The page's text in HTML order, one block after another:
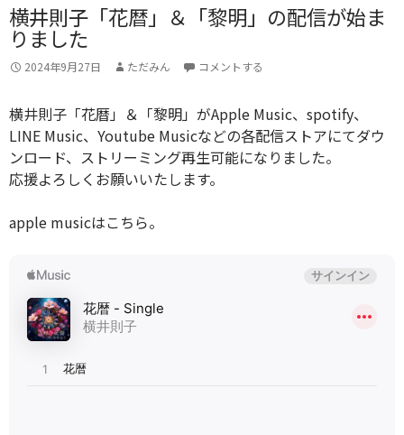
横井則子「花暦」＆「黎明」の配信が始ま
りました
2024年9月27日 ただみん コメントする
横井則子「花暦」＆「黎明」がApple Music、spotify、
LINE Music、Youtube Musicなどの各配信ストアにてダウ
ンロード、ストリーミング再生可能になりました。
応援よろしくお願いいたします。
apple musicはこちら。